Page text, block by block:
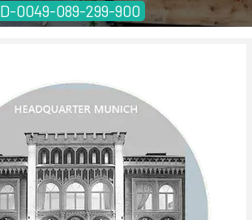
D-0049-089-299-900